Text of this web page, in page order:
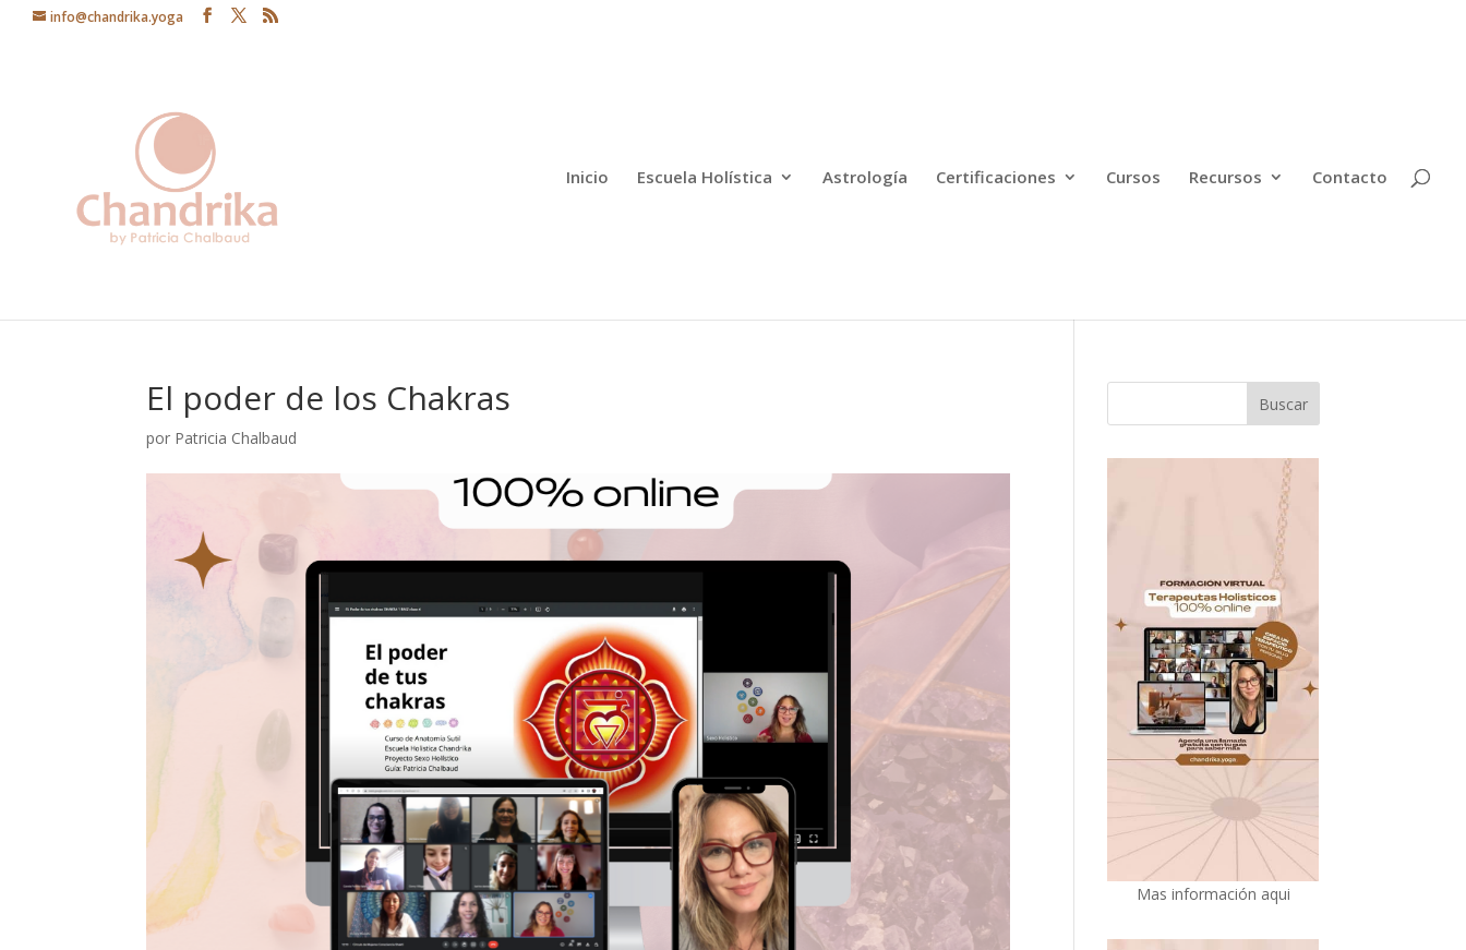
info@chandrika.yoga
Inicio Escuela Holística Astrología Certificaciones Cursos Recursos Contacto
El poder de los Chakras
por Patricia Chalbaud
Mas información aqui